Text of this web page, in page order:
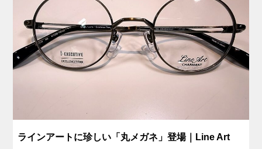
ラインアートに珍しい「丸メガネ」登場｜Line Art